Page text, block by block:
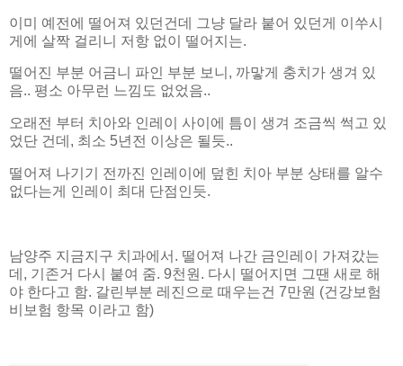
이미 예전에 떨어져 있던건데 그냥 달라 붙어 있던게 이쑤시
게에 살짝 걸리니 저항 없이 떨어지는.
떨어진 부분 어금니 파인 부분 보니, 까맣게 충치가 생겨 있
음.. 평소 아무런 느낌도 없었음..
오래전 부터 치아와 인레이 사이에 틈이 생겨 조금씩 썩고 있
었단 건데, 최소 5년전 이상은 될듯..
떨어져 나기기 전까진 인레이에 덮힌 치아 부분 상태를 알수
없다는게 인레이 최대 단점인듯.
남양주 지금지구 치과에서. 떨어져 나간 금인레이 가져갔는
데, 기존거 다시 붙여 줌. 9천원. 다시 떨어지면 그땐 새로 해
야 한다고 함. 갈린부분 레진으로 때우는건 7만원 (건강보험
비보험 항목 이라고 함)